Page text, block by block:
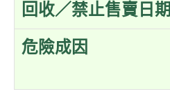
回收／禁止售賣日期
危險成因